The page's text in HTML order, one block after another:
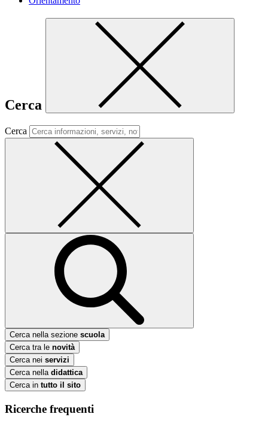
Cerca
Cerca
Cerca nella sezione scuola
Cerca tra le novità
Cerca nei servizi
Cerca nella didattica
Cerca in tutto il sito
Ricerche frequenti